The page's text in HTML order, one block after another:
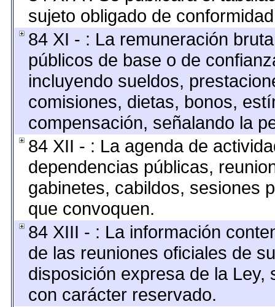
sujeto obligado de
84 XI - : La remuneración
públicos de base o de
incluyendo sueldos,
comisiones, dietas, bonos,
compensación, señalando la
84 XII - : La agenda de
dependencias públicas,
gabinetes, cabildos, sesiones
que convoquen.
84 XIII - : La información
de las reuniones oficiales de
disposición expresa de la
con carácter reservado.